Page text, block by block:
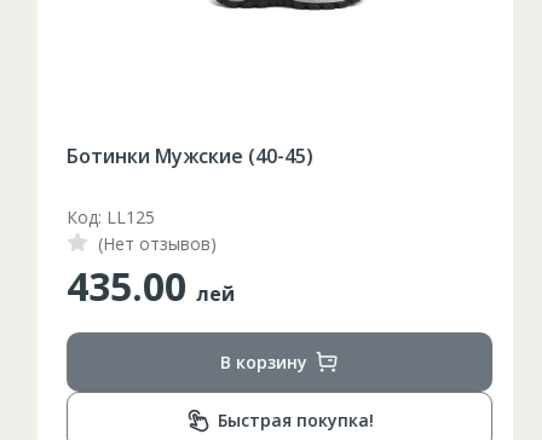
Ботинки Мужские (40-45)
Код: LL125
(Нет отзывов)
435.00 лей
В корзину
Быстрая покупка!